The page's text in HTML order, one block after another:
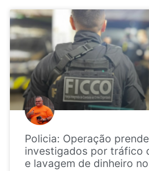
Policia: Operação
investigados por tráfico
e lavagem de dinheiro no